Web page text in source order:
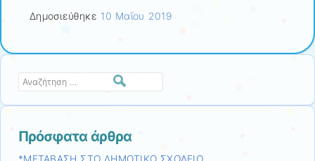
Δημοσιεύθηκε 10 Μαΐου 2019
Αναζήτηση
Πρόσφατα άρθρα